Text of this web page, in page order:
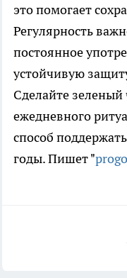
это помогает
Регулярность
постоянное
устойчивую
Сделайте зеленый
ежедневного
способ
годы. Пишет "